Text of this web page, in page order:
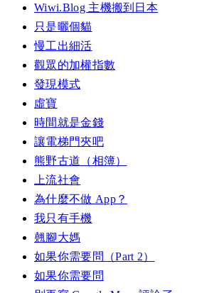
Wiwi.Blog 主機搬到日本
只是曬個貓
慢工出細活
觀眾的加權指數
發現模式
虛寶
時間就是金錢
讓電梯門夾吧
熊野古道（相簿）
上流社會
為什麼不做 App？
我只有手機
翹腳大媽
如果你需要問（Part 2）
如果你需要問